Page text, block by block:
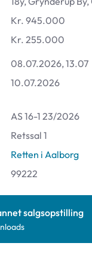
Kr. 945.000
Kr. 255.000
08.07.2026, 13.07
10.07.2026
AS 16-1 23/2026
Retssal 1
Retten i Aalborg
99222
salgsopstilling